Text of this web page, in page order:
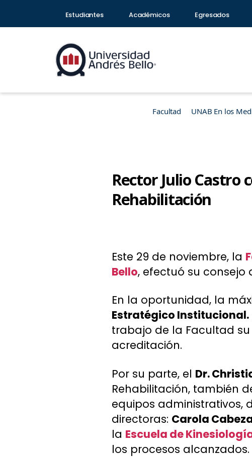
Estudiantes Académicos Egresados
Facultad UNAB En los
Rector Julio Castro
Rehabilitación
Este 29 de noviembre, la
Bello, efectuó su consejo
En la oportunidad, la
Estratégico Institucional.
trabajo de la Facultad
acreditación.
Por su parte, el Dr.
Rehabilitación, también
equipos administrativos,
directoras: Carola
la Escuela de
los procesos alcanzados.